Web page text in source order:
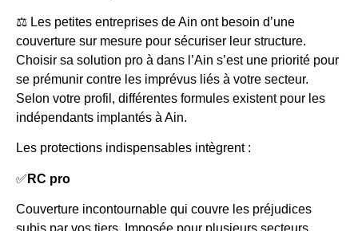
⚖️ Les petites entreprises de Ain ont besoin d’une
couverture sur mesure pour sécuriser leur structure.
Choisir sa solution pro à dans l’Ain s’est une priorité pour
se prémunir contre les imprévus liés à votre secteur.
Selon votre profil, différentes formules existent pour les
indépendants implantés à Ain.
Les protections indispensables intègrent :
✅ RC pro
Couverture incontournable qui couvre les préjudices
subis par vos tiers. Imposée pour plusieurs secteurs